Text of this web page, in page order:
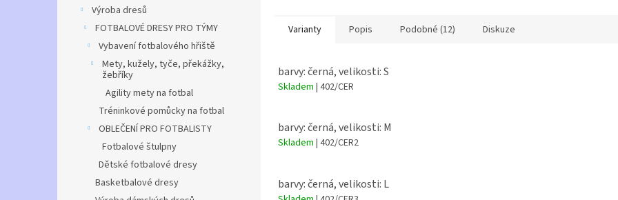
Výroba dresů
FOTBALOVÉ DRESY PRO TÝMY
Vybavení fotbalového hřiště
Mety, kužely, tyče, překážky,
žebříky
Agility mety na fotbal
Tréninkové pomůcky na fotbal
OBLEČENÍ PRO FOTBALISTY
Fotbalové štulpny
Dětské fotbalové dresy
Basketbalové dresy
běžné nošení.
ve 2 variantách.
Varianty Popis Podobné (12) Diskuze
barvy: černá, velikosti: S
Skladem | 402/CER
barvy: černá, velikosti: M
Skladem | 402/CER2
barvy: černá, velikosti: L